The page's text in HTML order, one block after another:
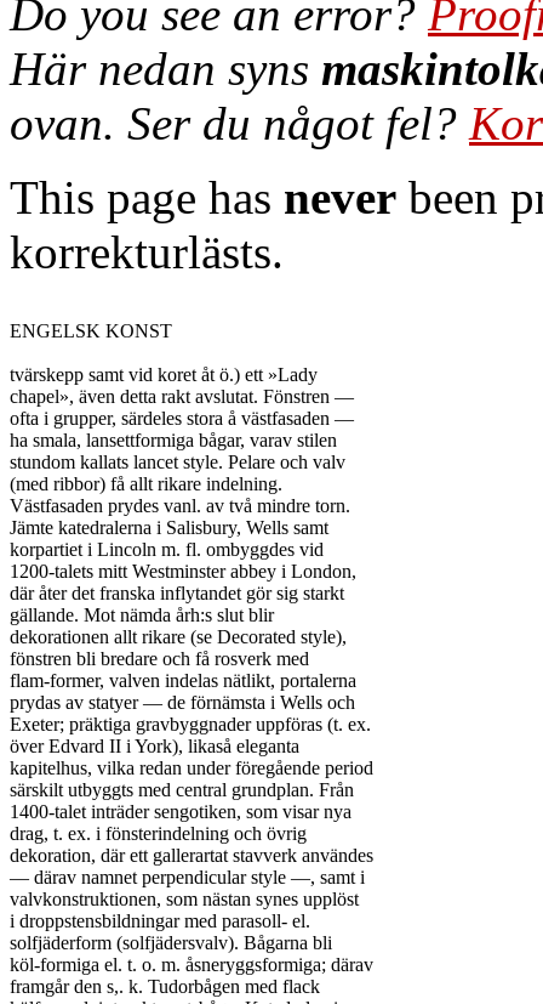
Do you see an error?
Här nedan syns
ovan. Ser du något fel?
This page has never been
korrekturlästs.
ENGELSK KONST
tvärskepp samt vid koret åt ö.) ett »Lady
chapel», även detta rakt avslutat. Fönstren —
ofta i grupper, särdeles stora å västfasaden —
ha smala, lansettformiga bågar, varav stilen
stundom kallats lancet style. Pelare och valv
(med ribbor) få allt rikare indelning.
Västfasaden prydes vanl. av två mindre torn.
Jämte katedralerna i Salisbury, Wells samt
korpartiet i Lincoln m. fl. ombyggdes vid
1200-talets mitt Westminster abbey i London,
där åter det franska inflytandet gör sig starkt
gällande. Mot nämda årh:s slut blir
dekorationen allt rikare (se Decorated style),
fönstren bli bredare och få rosverk med
flam-former, valven indelas nätlikt, portalerna
prydas av statyer — de förnämsta i Wells och
Exeter; präktiga gravbyggnader uppföras (t. ex.
över Edvard II i York), likaså eleganta
kapitelhus, vilka redan under föregående period
särskilt utbyggts med central grundplan. Från
1400-talet inträder sengotiken, som visar nya
drag, t. ex. i fönsterindelning och övrig
dekoration, där ett gallerartat stavverk användes
— därav namnet perpendicular style —, samt i
valvkonstruktionen, som nästan synes upplöst
i droppstensbildningar med parasoll- el.
solfjäderform (solfjädersvalv). Bågarna bli
köl-formiga el. t. o. m. åsneryggsformiga; därav
framgår den s,. k. Tudorbågen med flack